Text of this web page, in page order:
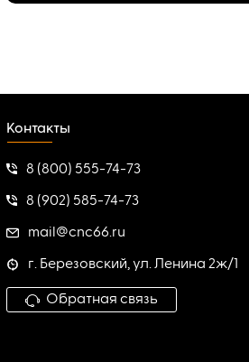
Контакты
8 (800) 555-74-73
8 (902) 585-74-73
mail@cnc66.ru
г. Березовский, ул. Ленина 2ж/1
Обратная связь